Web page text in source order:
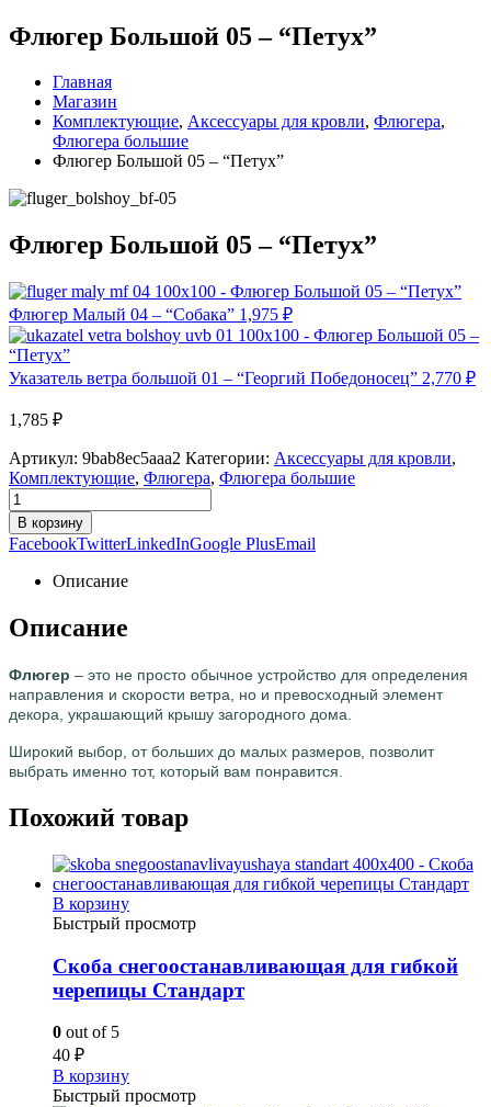
Флюгер Большой 05 – “Петух”
Главная
Магазин
Комплектующие, Аксессуары для кровли, Флюгера,
Флюгера большие
Флюгер Большой 05 – “Петух”
Флюгер Большой 05 – “Петух”
Флюгер Малый 04 – “Собака” 1,975 ₽
Указатель ветра большой 01 – “Георгий Победоносец” 2,770 ₽
1,785 ₽
Артикул: 9bab8ec5aaa2 Категории: Аксессуары для кровли,
Комплектующие, Флюгера, Флюгера большие
В корзину
FacebookTwitterLinkedInGoogle PlusEmail
Описание
Описание
Флюгер – это не просто обычное устройство для определения
направления и скорости ветра, но и превосходный элемент
декора, украшающий крышу загородного дома.
Широкий выбор, от больших до малых размеров, позволит
выбрать именно тот, который вам понравится.
Похожий товар
В корзину
Быстрый просмотр
Скоба снегоостанавливающая для гибкой
черепицы Стандарт
0 out of 5
40 ₽
В корзину
Быстрый просмотр